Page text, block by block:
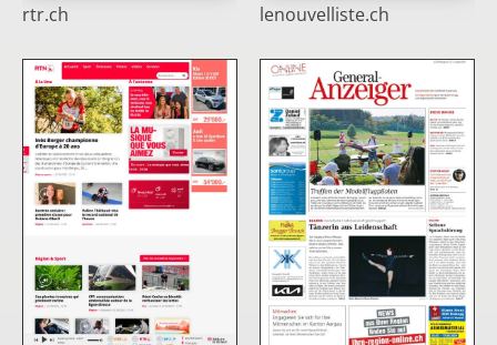
rtr.ch lenouvelliste.ch